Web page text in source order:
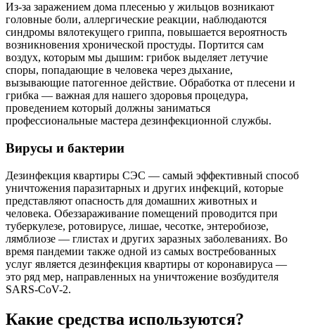
Из-за заражением дома плесенью у жильцов возникают
головные боли, аллергические реакции, наблюдаются
синдромы вялотекущего гриппа, повышается вероятность
возникновения хронической простуды. Портится сам
воздух, которым мы дышим: грибок выделяет летучие
споры, попадающие в человека через дыхание,
вызывающие патогенное действие. Обработка от плесени и
грибка — важная для нашего здоровья процедура,
проведением который должны заниматься
профессиональные мастера дезинфекционной службы.
Вирусы и бактерии
Дезинфекция квартиры СЭС — самый эффективный способ
уничтожения паразитарных и других инфекций, которые
представляют опасность для домашних животных и
человека. Обеззараживание помещений проводится при
туберкулезе, ротовирусе, лишае, чесотке, энтеробиозе,
лямблиозе — глистах и других заразных заболеваниях. Во
время пандемии также одной из самых востребованных
услуг является дезинфекция квартиры от коронавируса —
это ряд мер, направленных на уничтожение возбудителя
SARS-CoV-2.
Какие средства используются?